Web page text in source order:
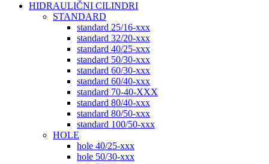
HIDRAULIČNI CILINDRI
STANDARD
standard 25/16-xxx
standard 32/20-xxx
standard 40/25-xxx
standard 50/30-xxx
standard 60/30-xxx
standard 60/40-xxx
standard 70-40-XXX
standard 80/40-xxx
standard 80/50-xxx
standard 100/50-xxx
HOLE
hole 40/25-xxx
hole 50/30-xxx